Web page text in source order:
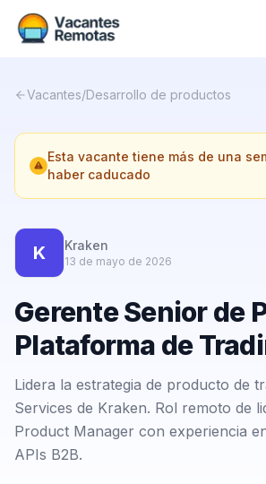
Nosotros
Contacto
Calculadora Freelance
Vacantes/Desarrollo de productos
Esta vacante tiene más de una
haber caducado
K Kraken
13 de mayo de 2026
Gerente Senior de
Plataforma de
Lidera la estrategia de producto de
Services de Kraken. Rol remoto de
Product Manager con experiencia
APIs B2B.